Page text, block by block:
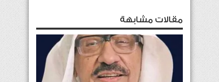
مقالات مشابهة